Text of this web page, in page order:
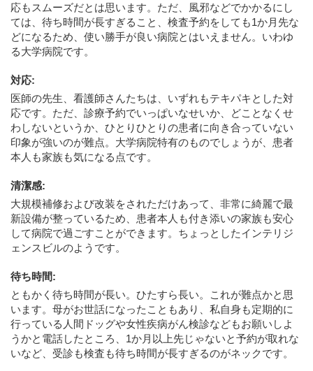
応もスムーズだとは思います。ただ、風邪などでかかるにし
ては、待ち時間が長すぎること、検査予約をしても1か月先な
どになるため、使い勝手が良い病院とはいえません。いわゆ
る大学病院です。
対応:
医師の先生、看護師さんたちは、いずれもテキパキとした対
応です。ただ、診療予約でいっぱいなせいか、どことなくせ
わしないというか、ひとりひとりの患者に向き合っていない
印象が強いのが難点。大学病院特有のものでしょうが、患者
本人も家族も気になる点です。
清潔感:
大規模補修および改装をされただけあって、非常に綺麗で最
新設備が整っているため、患者本人も付き添いの家族も安心
して病院で過ごすことができます。ちょっとしたインテリジ
ェンスビルのようです。
待ち時間:
ともかく待ち時間が長い。ひたすら長い。これが難点かと思
います。母がお世話になったこともあり、私自身も定期的に
行っている人間ドッグや女性疾病がん検診などもお願いしよ
うかと電話したところ、1か月以上先じゃないと予約が取れな
いなど、受診も検査も待ち時間が長すぎるのがネックです。